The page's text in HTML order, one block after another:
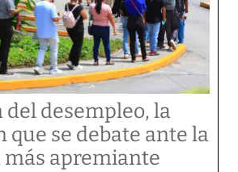
del desempleo, la
que se debate ante la
más apremiante